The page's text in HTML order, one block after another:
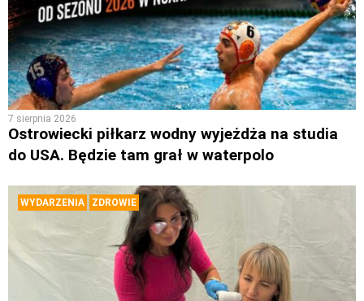
7 sierpnia 2026
Ostrowiecki piłkarz wodny wyjeżdża na studia
do USA. Będzie tam grał w waterpolo
WYDARZENIA ZDROWIE